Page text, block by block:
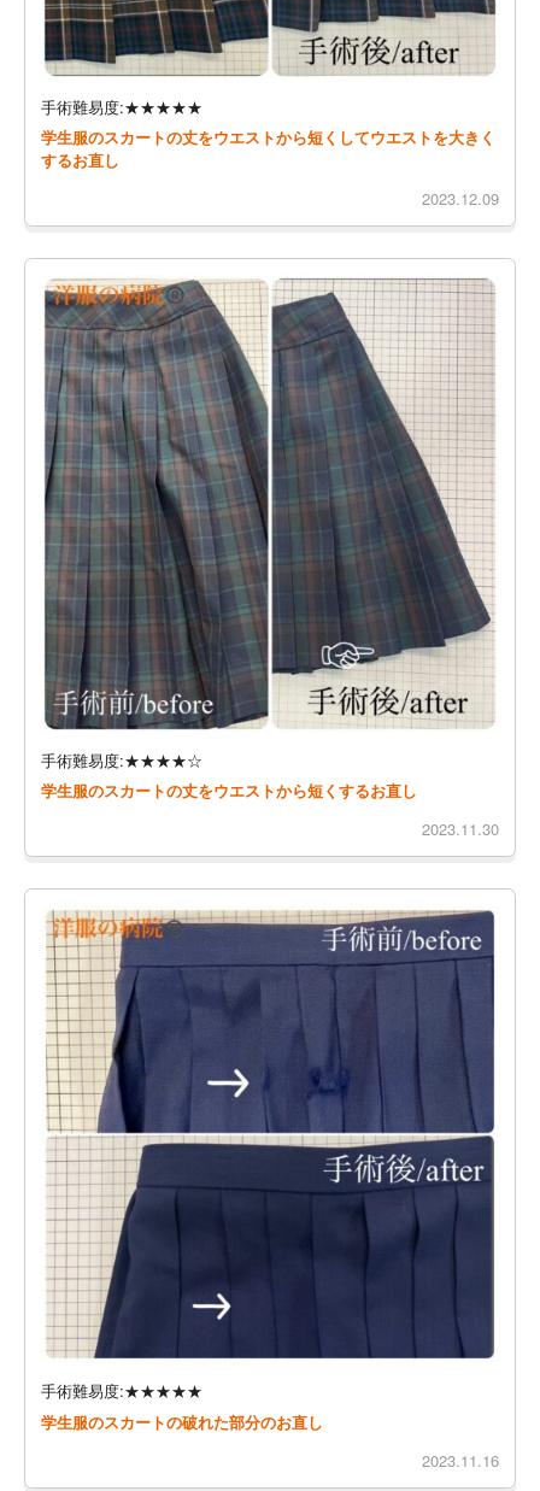
手術難易度:★★★★★
学生服のスカートの丈をウエストから短くしてウエストを大きく
するお直し
2023.12.09
手術難易度:★★★★☆
学生服のスカートの丈をウエストから短くするお直し
2023.11.30
手術難易度:★★★★★
学生服のスカートの破れた部分のお直し
2023.11.16